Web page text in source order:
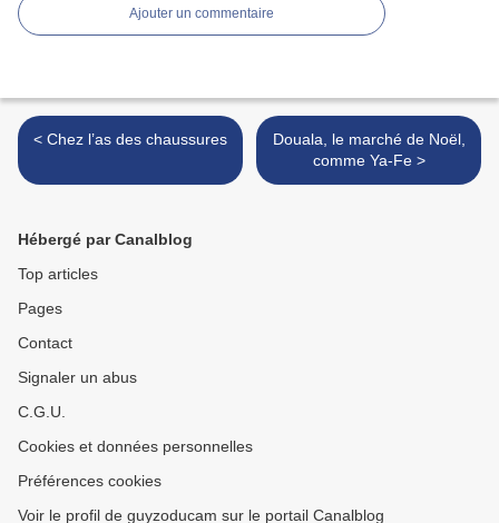
Ajouter un commentaire
< Chez l’as des chaussures
Douala, le marché de Noël,
comme Ya-Fe >
Hébergé par Canalblog
Top articles
Pages
Contact
Signaler un abus
C.G.U.
Cookies et données personnelles
Préférences cookies
Voir le profil de guyzoducam sur le portail Canalblog